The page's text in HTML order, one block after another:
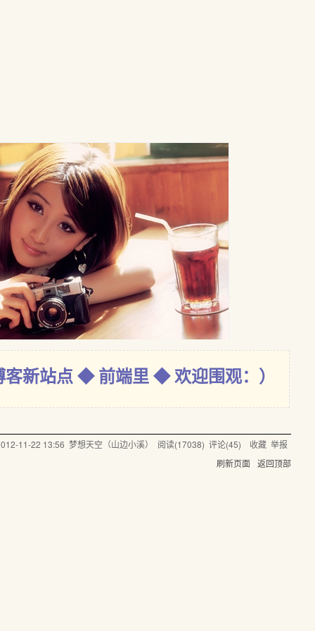
客新站点 ◆ 前端里 ◆ 欢迎围观：）
11-22 13:56 梦想天空（山边小溪） 阅读(17038) 评论(45) 收藏 举报
刷新页面
返回顶部